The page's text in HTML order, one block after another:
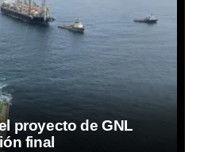
proyecto de GNL
final